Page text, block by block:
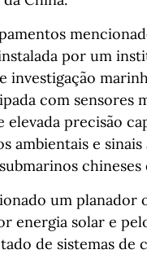
por um
investigação
com sensores
elevada precisão
ambientais e
chineses
um planador
energia solar e
de sistemas de